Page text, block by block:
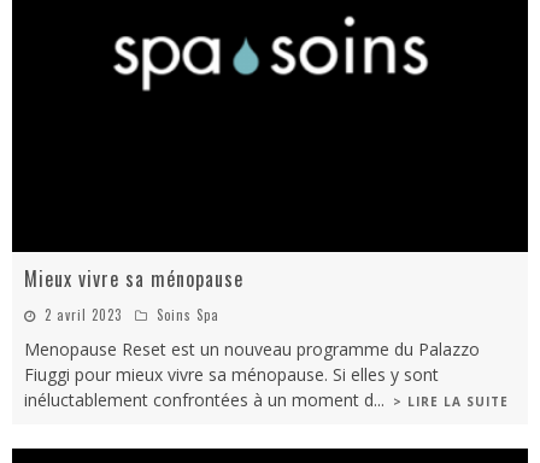
Mieux vivre sa ménopause
2 avril 2023 Soins Spa
Menopause Reset est un nouveau programme du Palazzo
Fiuggi pour mieux vivre sa ménopause. Si elles y sont
inéluctablement confrontées à un moment d... > LIRE LA SUITE